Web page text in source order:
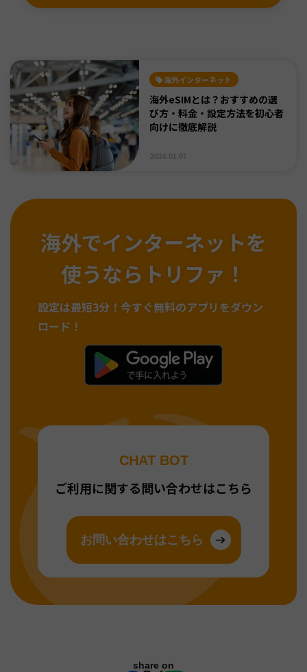
海外インターネット
海外eSIMとは？おすすめの選
び方・料金・設定方法を初心者
向けに徹底解説
海外でインターネットを
使うならトリファ！
設定は最短3分！ 今すぐ無料のアプリをダウン
ロード！
CHAT BOT
ご利用に関する問い合わせはこちら
お問い合わせはこちら
share on